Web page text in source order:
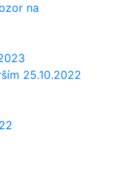
na
25.10.2022